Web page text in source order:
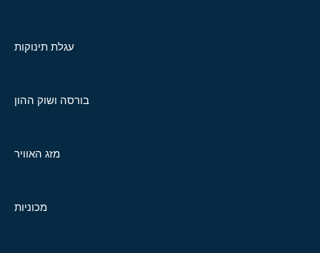
עגלת תינוקות
בורסה ושוק ההון
מזג האוויר
מכוניות